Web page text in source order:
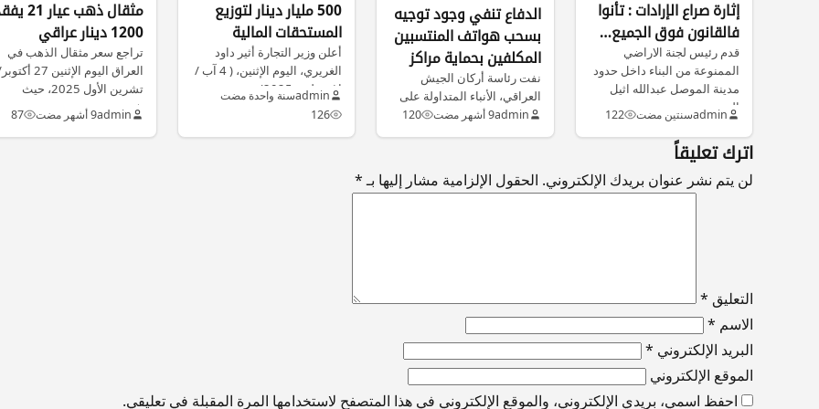
إثارة صراع الإرادات : تأنوا
فالقانون فوق الجميع…
قدم رئيس لجنة الاراضي
الممنوعة من البناء داخل حدود
مدينة الموصل عبدالله اثيل
النجيفي…
adminسنتين مضت 122
الدفاع تنفي وجود توجيه
بسحب هواتف المنتسبين
المكلفين بحماية مراكز
الاقتراع
نفت رئاسة أركان الجيش
العراقي، الأنباء المتداولة على
مواقع التواصل الاجتماعي
admin9 أشهر مضت 120
500 مليار دينار لتوزيع
المستحقات المالية
للفلاحين
أعلن وزير التجارة أثير داود
الغريري، اليوم الإثنين، ( 4 آب /
اغسطس 2025) عن…
adminسنة واحدة مضت
126
مثقال ذهب عيار
1200 دينار عراقي
تراجع سعر مثقال الذهب في
العراق اليوم الإثنين 27
تشرين الأول 2025، حيث
شهدت…
admin9 أشهر مضت 87
اترك تعليقاً
لن يتم نشر عنوان بريدك الإلكتروني. الحقول الإلزامية مشار إليها بـ*
التعليق *
الاسم *
البريد الإلكتروني *
الموقع الإلكتروني
احفظ اسمي، بريدي الإلكتروني، والموقع الإلكتروني في هذا المتصفح لاستخدامها المرة المقبلة في تعليقي.